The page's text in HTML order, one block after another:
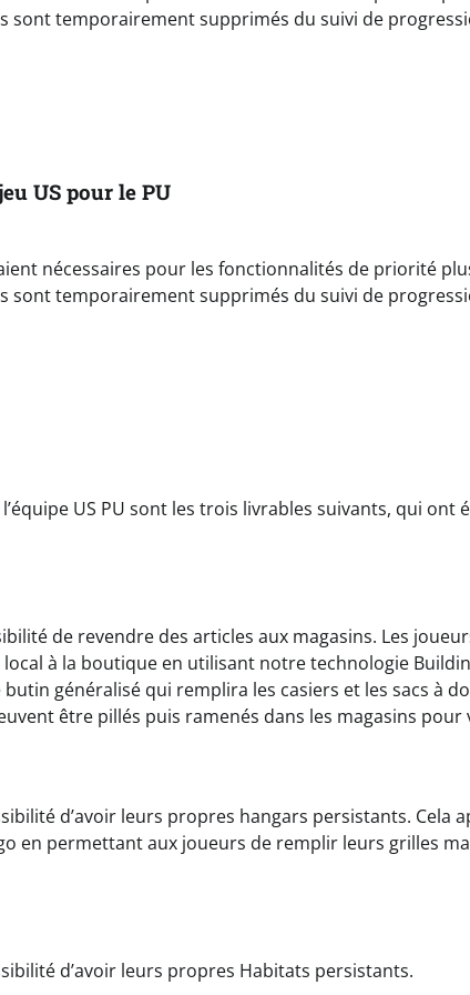
sont temporairement supprimés du suivi de
US pour le PU
nécessaires pour les fonctionnalités de priorité
sont temporairement supprimés du suivi de
US PU sont les trois livrables suivants, qui ont
de revendre des articles aux magasins. Les
à la boutique en utilisant notre technologie
généralisé qui remplira les casiers et les sacs à
être pillés puis ramenés dans les magasins pour
d’avoir leurs propres hangars persistants. Cela
en permettant aux joueurs de remplir leurs grilles
d’avoir leurs propres Habitats persistants.